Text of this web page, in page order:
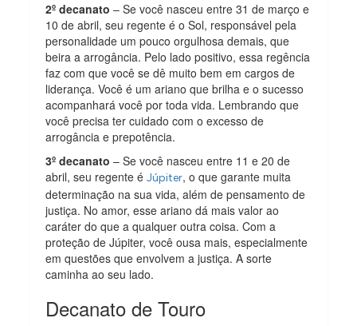
2º decanato – Se você nasceu entre 31 de março e
10 de abril, seu regente é o Sol, responsável pela
personalidade um pouco orgulhosa demais, que
beira a arrogância. Pelo lado positivo, essa regência
faz com que você se dê muito bem em cargos de
liderança. Você é um ariano que brilha e o sucesso
acompanhará você por toda vida. Lembrando que
você precisa ter cuidado com o excesso de
arrogância e prepotência.
3º decanato – Se você nasceu entre 11 e 20 de
abril, seu regente éJúpiter, o que garante muita
determinação na sua vida, além de pensamento de
justiça. No amor, esse ariano dá mais valor ao
caráter do que a qualquer outra coisa. Com a
proteção de Júpiter, você ousa mais, especialmente
em questões que envolvem a justiça. A sorte
caminha ao seu lado.
Decanato de Touro